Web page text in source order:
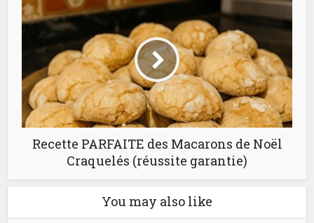
Recette PARFAITE des Macarons de Noël
Craquelés (réussite garantie)
You may also like